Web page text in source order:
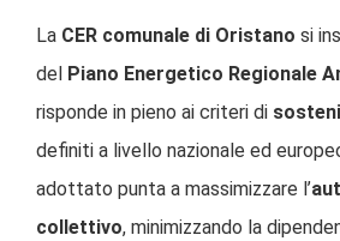
La CER comunale di Oristano si
del
Piano Energetico Regionale
risponde in pieno ai criteri di
definiti a livello nazionale ed
adottato punta a massimizzare l’
collettivo, minimizzando la